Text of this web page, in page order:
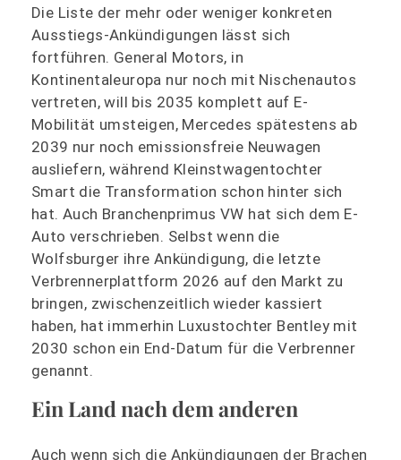
Die Liste der mehr oder weniger konkreten
Ausstiegs-Ankündigungen lässt sich
fortführen. General Motors, in
Kontinentaleuropa nur noch mit Nischenautos
vertreten, will bis 2035 komplett auf E-
Mobilität umsteigen, Mercedes spätestens ab
2039 nur noch emissionsfreie Neuwagen
ausliefern, während Kleinstwagentochter
Smart die Transformation schon hinter sich
hat. Auch Branchenprimus VW hat sich dem E-
Auto verschrieben. Selbst wenn die
Wolfsburger ihre Ankündigung, die letzte
Verbrennerplattform 2026 auf den Markt zu
bringen, zwischenzeitlich wieder kassiert
haben, hat immerhin Luxustochter Bentley mit
2030 schon ein End-Datum für die Verbrenner
genannt.
Ein Land nach dem anderen
Auch wenn sich die Ankündigungen der Brachen